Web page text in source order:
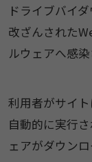
ドライブバイ
改ざんされた
ルウェアへ感染
利用者がサイ
自動的に実行
ェアがダウン